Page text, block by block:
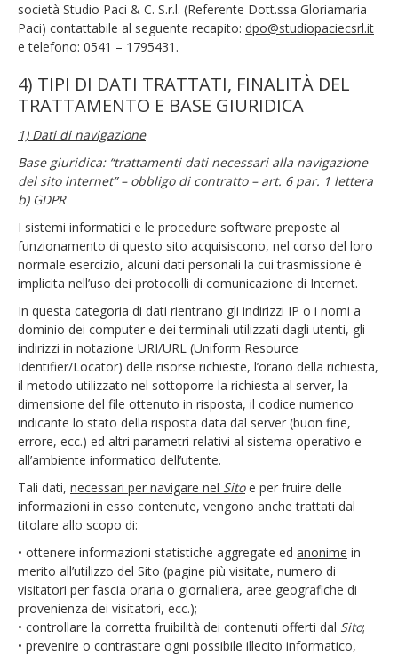
società Studio Paci & C. S.r.l. (Referente Dott.ssa Gloriamaria
Paci) contattabile al seguente recapito: dpo@studiopaciecsrl.it
e telefono: 0541 – 1795431.
4) TIPI DI DATI TRATTATI, FINALITÀ DEL
TRATTAMENTO E BASE GIURIDICA
1) Dati di navigazione
Base giuridica: “trattamenti dati necessari alla navigazione
del sito internet” – obbligo di contratto – art. 6 par. 1 lettera
b) GDPR
I sistemi informatici e le procedure software preposte al
funzionamento di questo sito acquisiscono, nel corso del loro
normale esercizio, alcuni dati personali la cui trasmissione è
implicita nell’uso dei protocolli di comunicazione di Internet.
In questa categoria di dati rientrano gli indirizzi IP o i nomi a
dominio dei computer e dei terminali utilizzati dagli utenti, gli
indirizzi in notazione URI/URL (Uniform Resource
Identifier/Locator) delle risorse richieste, l’orario della richiesta,
il metodo utilizzato nel sottoporre la richiesta al server, la
dimensione del file ottenuto in risposta, il codice numerico
indicante lo stato della risposta data dal server (buon fine,
errore, ecc.) ed altri parametri relativi al sistema operativo e
all’ambiente informatico dell’utente.
Tali dati, necessari per navigare nel Sitoe per fruire delle
informazioni in esso contenute, vengono anche trattati dal
titolare allo scopo di:
• ottenere informazioni statistiche aggregate ed anonime in
merito all’utilizzo del Sito (pagine più visitate, numero di
visitatori per fascia oraria o giornaliera, aree geografiche di
provenienza dei visitatori, ecc.);
• controllare la corretta fruibilità dei contenuti offerti dal Sito;
• prevenire o contrastare ogni possibile illecito informatico,